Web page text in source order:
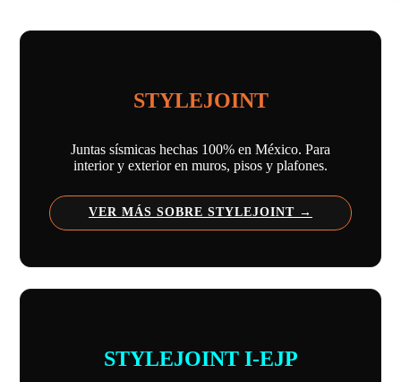
STYLEJOINT
Juntas sísmicas hechas 100% en México. Para
interior y exterior en muros, pisos y plafones.
VER MÁS SOBRE STYLEJOINT
STYLEJOINT I-EJP